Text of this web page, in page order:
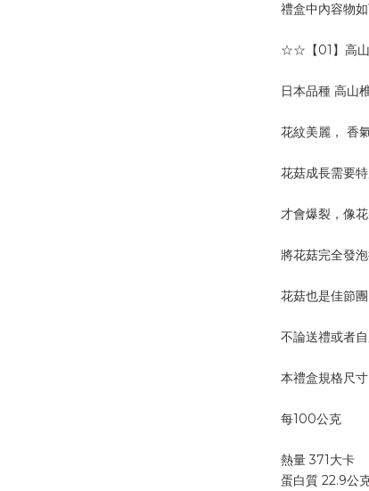
禮盒中內容物如
☆☆【01】高
日本品種 高山
花紋美麗， 香
花菇成長需要
才會爆裂，像
將花菇完全發
花菇也是佳節
不論送禮或者
本禮盒規格尺
每100公克
熱量 371大卡
蛋白質 22.9公